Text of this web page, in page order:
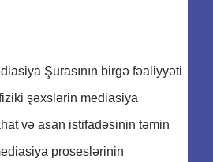
Şurasının birgə fəaliyyəti
şəxslərin mediasiya
və asan istifadəsinin təmin
proseslərinin